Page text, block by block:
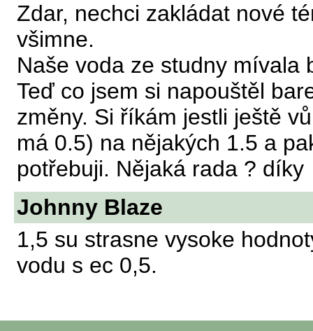
Zdar, nechci zakládat nové
všimne.
Naše voda ze studny mívala
Teď co jsem si napouštěl
změny. Si říkám jestli ještě
má 0.5) na nějakých 1.5 a
potřebuji. Nějaká rada ? díky
Johnny Blaze
1,5 su strasne vysoke
vodu s ec 0,5.